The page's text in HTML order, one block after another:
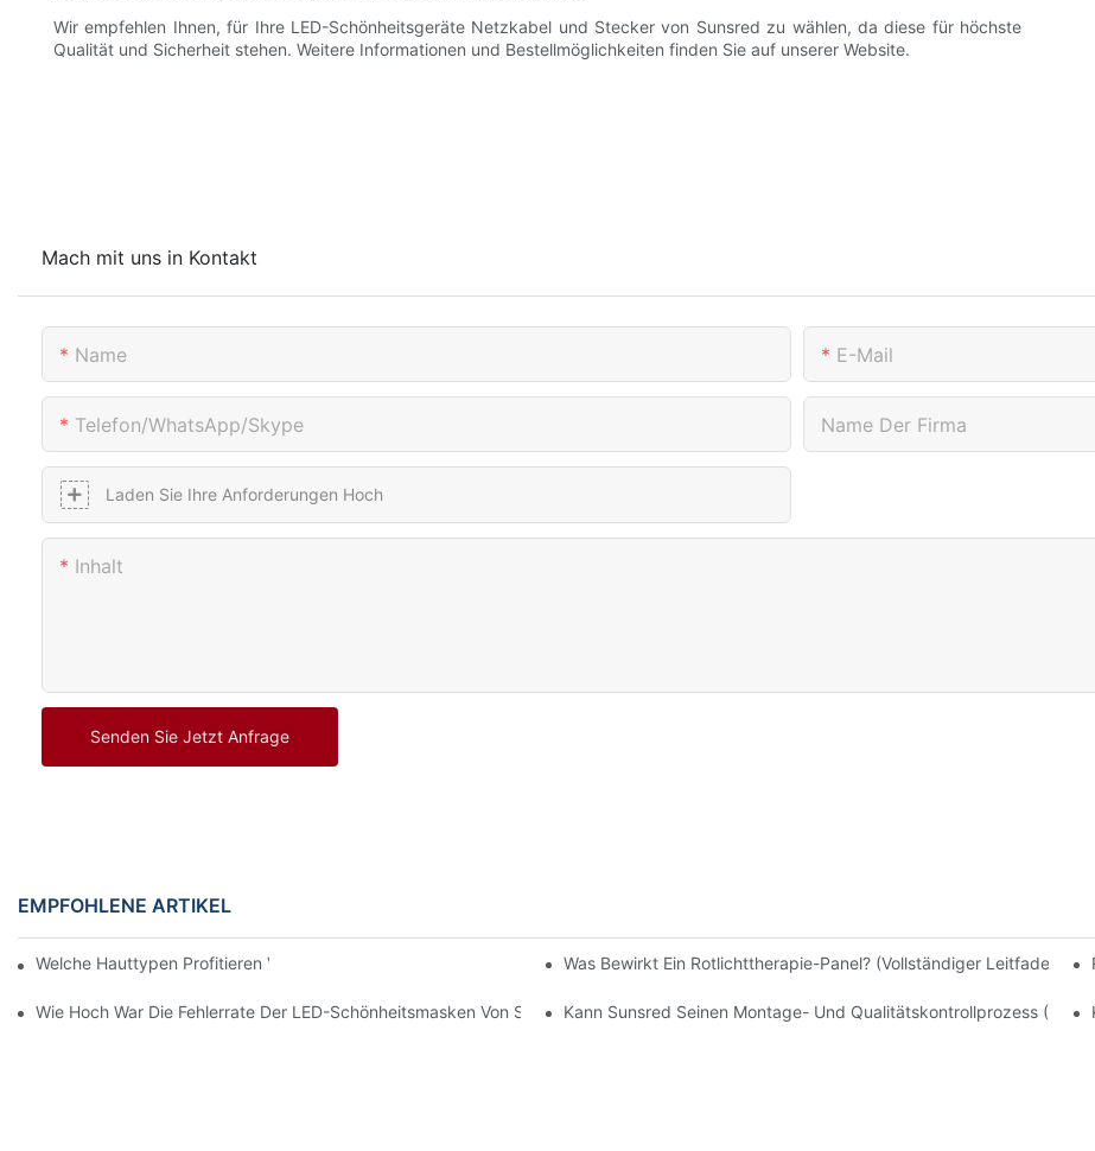
Wir empfehlen Ihnen, für Ihre LED-Schönheitsgeräte Netzkabel und Stecker von Sunsred zu wählen, da diese für höchste
Qualität und Sicherheit stehen. Weitere Informationen und Bestellmöglichkeiten finden Sie auf unserer Website.
Mach mit uns in Kontakt
Name E-Mail
Telefon/WhatsApp/Skype Name Der Firma
Laden Sie Ihre Anforderungen Hoch
Inhalt
Senden Sie Jetzt Anfrage
EMPFOHLENE ARTIKEL
Welche Hauttypen Profitieren Von Rotlichttherapie? Was Bewirkt Ein Rotlichttherapie-Panel? (Vollständiger Leitfaden)
Wie Hoch War Die Fehlerrate Der LED-Schönheitsmasken Von Sunsred In Den Letzten 12 Monaten? Wie Handhabt Sunsred
Kann Sunsred Seinen Montage- Und Qualitätskontrollprozess (QC)